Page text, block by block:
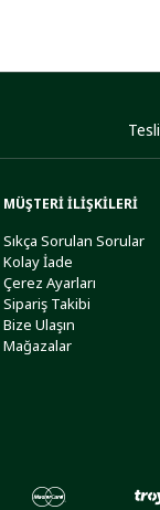
MÜŞTERİ İLİŞKİLERİ
Sıkça Sorulan Sorular
Kolay İade
Çerez Ayarları
Sipariş Takibi
Bize Ulaşın
Mağazalar